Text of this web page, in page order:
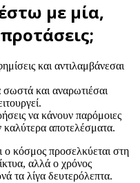
με μία,
και αντιλαμβάνεσαι
σωστά και αναρωτιέσαι
να κάνουν παρόμοιες
καλύτερα αποτελέσματα.
ο κόσμος προσελκύεται στη
αλλά ο χρόνος
τα λίγα δευτερόλεπτα.